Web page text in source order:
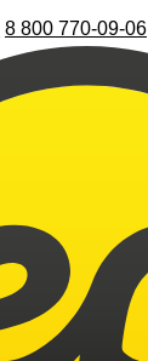
8 800 770-09-06